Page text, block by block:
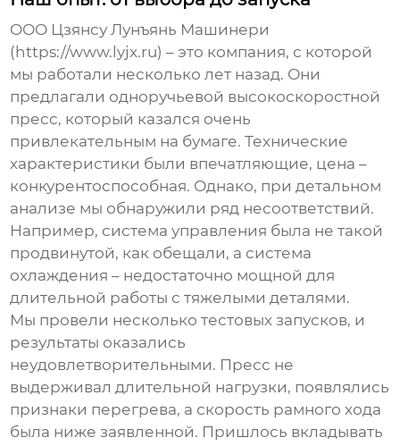
ООО Цзянсу Лунъянь Машинери
(https://www.lyjx.ru) – это компания, с которой
мы работали несколько лет назад. Они
предлагали одноручьевой высокоскоростной
пресс, который казался очень
привлекательным на бумаге. Технические
характеристики были впечатляющие, цена –
конкурентоспособная. Однако, при детальном
анализе мы обнаружили ряд несоответствий.
Например, система управления была не такой
продвинутой, как обещали, а система
охлаждения – недостаточно мощной для
длительной работы с тяжелыми деталями.
Мы провели несколько тестовых запусков, и
результаты оказались
неудовлетворительными. Пресс не
выдерживал длительной нагрузки, появлялись
признаки перегрева, а скорость рамного хода
была ниже заявленной. Пришлось вкладывать